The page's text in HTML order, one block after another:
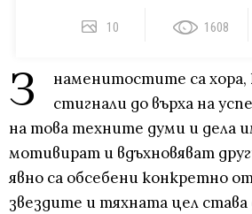
10 1608
З
наменитостите са хора,
стигнали до върха на
на това техните думи и дела
мотивират и вдъхновяват
явно са обсебени конкретно
звездите и тяхната цел